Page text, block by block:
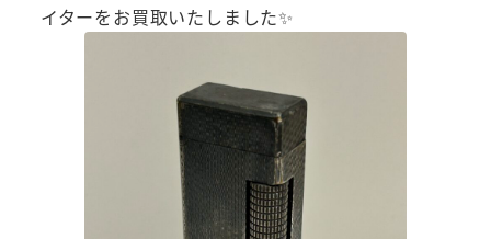
イターをお買取いたしました✨